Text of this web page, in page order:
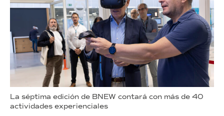
La séptima edición de BNEW contará con más de 40
actividades experienciales